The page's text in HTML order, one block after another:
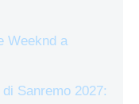
Weeknd a
Sanremo 2027: